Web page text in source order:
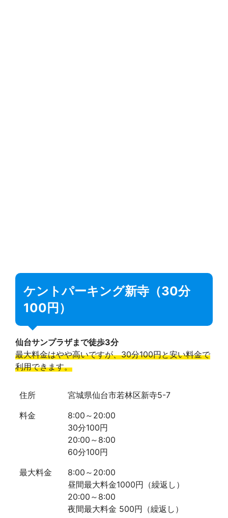
ケントパーキング新寺（30分
100円）
仙台サンプラザまで徒歩3分
最大料金はやや高いですが、30分100円と安い料金で
利用できます。
住所
宮城県仙台市若林区新寺5-7
料金
8:00～20:00
30分100円
20:00～8:00
60分100円
最大料金
8:00～20:00
昼間最大料金1000円（繰返し）
20:00～8:00
夜間最大料金 500円（繰返し）